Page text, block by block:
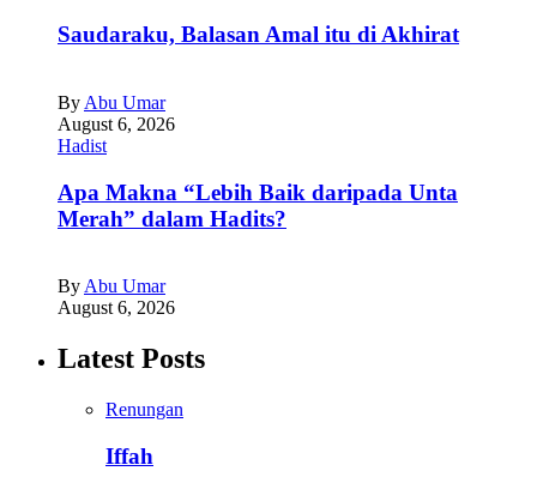
Saudaraku, Balasan Amal itu di Akhirat
By Abu Umar
August 6, 2026
Hadist
Apa Makna “Lebih Baik daripada Unta
Merah” dalam Hadits?
ByAbu Umar
August 6, 2026
Latest Posts
Renungan
Iffah